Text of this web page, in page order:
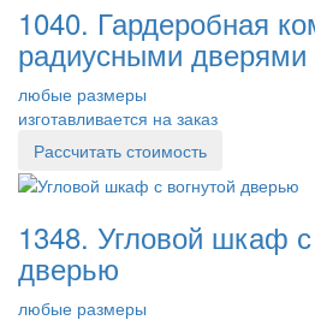
1040. Гардеробная
радиусными дверями
любые размеры
изготавливается на заказ
Рассчитать стоимость
1348. Угловой шкаф с
дверью
любые размеры